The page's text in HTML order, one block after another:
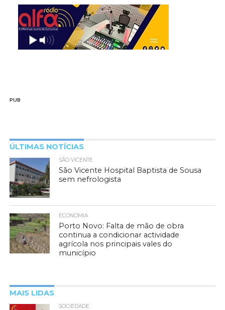
PUB
ÚLTIMAS NOTÍCIAS
SÃO VICENTE
São Vicente Hospital Baptista de Sousa
sem nefrologista
ECONOMIA
Porto Novo: Falta de mão de obra
continua a condicionar actividade
agrícola nos principais vales do
município
MAIS LIDAS
SOCIEDADE